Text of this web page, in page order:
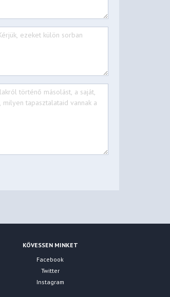
KÖVESSEN MINKET
Facebook
Twitter
Instagram